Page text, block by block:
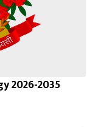
2026-2035